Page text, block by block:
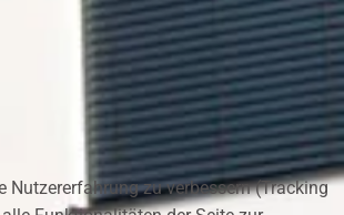
Nutzererfahrung zu verbessern (Tracking